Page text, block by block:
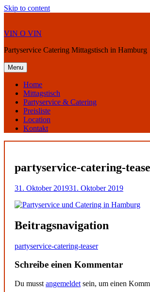
Skip to content
VIN O VIN
Partyservice Catering Mittagstisch in Hamburg
Menu
Home
Mittagstisch
Partyservice & Catering
Preisliste
Location
Kontakt
partyservice-catering-
31. Oktober 201931. Oktober 2019
Beitragsnavigation
partyservice-catering-teaser
Schreibe einen Kommentar
Du musst angemeldet sein, um einen